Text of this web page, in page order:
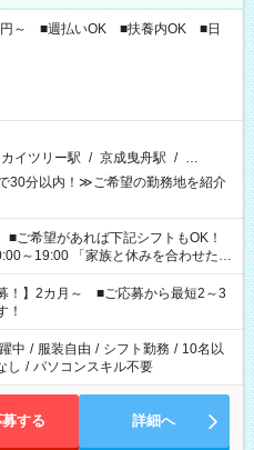
円～ ■週払いOK ■扶養内OK ■日
イツリー駅 / 京成曳舟駅 / …
30分以内！≫ご希望の勤務地を紹介
と休みを合わせた
準備がしたい」 「できれば残業はし
くださいね。 ※Wワーク希望
望する勤務時間と、もう1つのお仕事
間を超える場合は応募できません。
！】2カ月～ ■ご応募から最短2～3
！
中 / 服装自由 / シフト勤務 / 10名以
し / パソコンスキル不要
募する 詳細へ